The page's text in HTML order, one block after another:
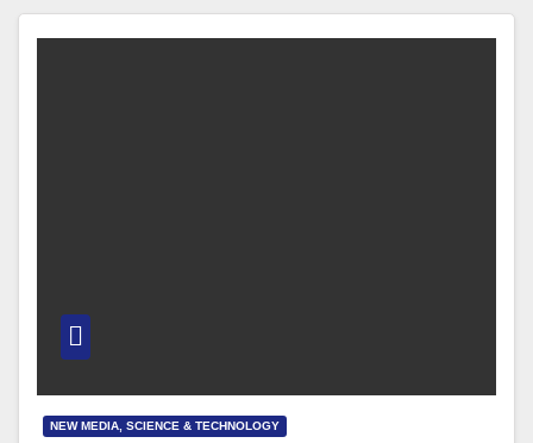
NEW MEDIA, SCIENCE & TECHNOLOGY